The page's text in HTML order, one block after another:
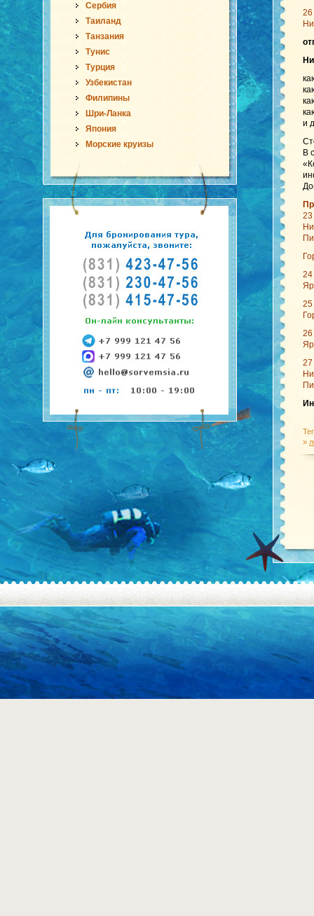
Сербия
Таиланд
Танзания
Тунис
Турция
Узбекистан
Филипины
Шри-Ланка
Япония
Морские круизы
и
В
»